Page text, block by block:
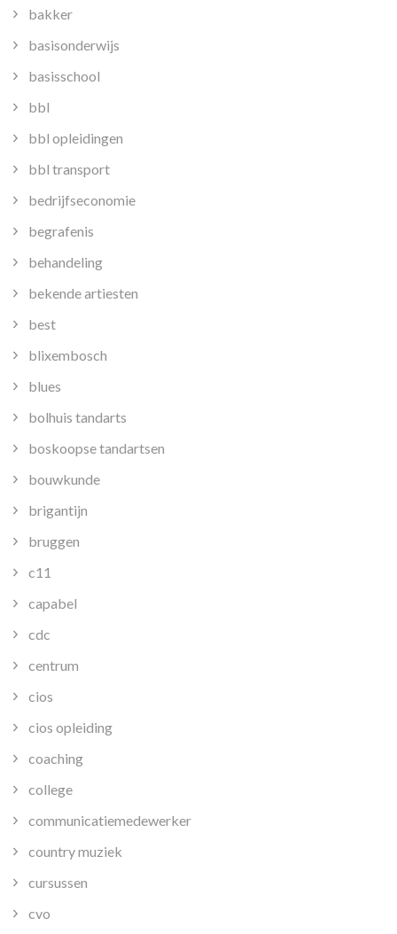
bakker
basisonderwijs
basisschool
bbl
bbl opleidingen
bbl transport
bedrijfseconomie
begrafenis
behandeling
bekende artiesten
best
blixembosch
blues
bolhuis tandarts
boskoopse tandartsen
bouwkunde
brigantijn
bruggen
c11
capabel
cdc
centrum
cios
cios opleiding
coaching
college
communicatiemedewerker
country muziek
cursussen
cvo